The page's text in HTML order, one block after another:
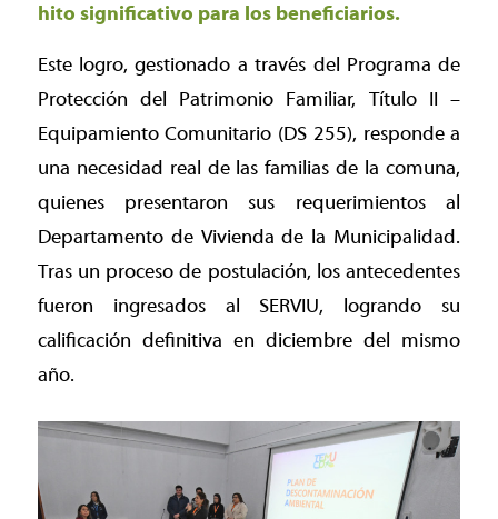
hito significativo para los beneficiarios.
Este logro, gestionado a través del Programa de
Protección del Patrimonio Familiar, Título II –
Equipamiento Comunitario (DS 255), responde a
una necesidad real de las familias de la comuna,
quienes presentaron sus requerimientos al
Departamento de Vivienda de la Municipalidad.
Tras un proceso de postulación, los antecedentes
fueron ingresados al SERVIU, logrando su
calificación definitiva en diciembre del mismo
año.